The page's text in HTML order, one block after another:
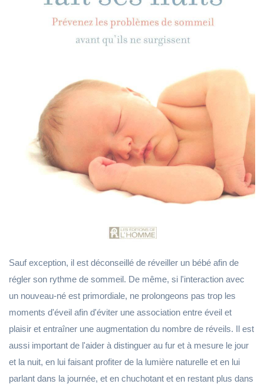
Sauf exception, il est déconseillé de réveiller un bébé afin de
régler son rythme de sommeil. De même, si l'interaction avec
un nouveau-né est primordiale, ne prolongeons pas trop les
moments d'éveil afin d'éviter une association entre éveil et
plaisir et entraîner une augmentation du nombre de réveils. Il est
aussi important de l'aider à distinguer au fur et à mesure le jour
et la nuit, en lui faisant profiter de la lumière naturelle et en lui
parlant dans la journée, et en chuchotant et en restant plus dans